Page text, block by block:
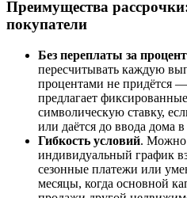
Преимущества
покупатели
Без переплаты за
пересчитывать каждую
процентами не придётся
предлагает
символическую ставку,
или даётся до ввода дома
Гибкость условий. Можно
индивидуальный график
сезонные платежи или
месяцы, когда основной